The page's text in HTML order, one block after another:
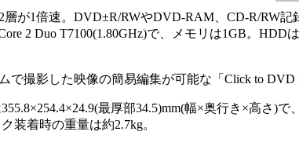
が1倍速。DVD±R/RWやDVD-RAM、CD-R/RW記
2 Duo T7100(1.80GHz)で、メモリは1GB。HDD
撮影した映像の簡易編集が可能な「Click to DVD
最厚部34.5)mm(幅×奥行き×高さ)で
装着時の重量は約2.7kg。